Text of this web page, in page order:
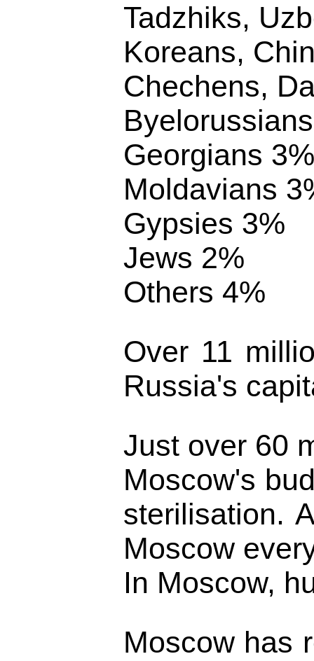
Tadzhiks,
Koreans,
Chechens,
Georgians 3%
Moldavians
Gypsies 3%
Jews 2%
Others 4%
Over 11
Russia's
Just over 60
Moscow's
sterilisation.
Moscow
In Moscow,
Moscow has